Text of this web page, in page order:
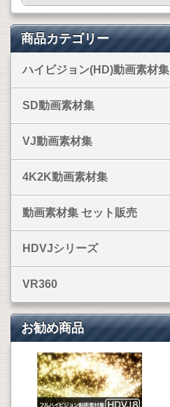
商品カテゴリー
ハイビジョン(HD)動画素材集
SD動画素材集
VJ動画素材集
4K2K動画素材集
動画素材集 セット販売
HDVJシリーズ
VR360
お勧め商品